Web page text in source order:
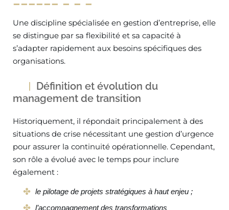
Une discipline spécialisée en gestion d’entreprise, elle
se distingue par sa flexibilité et sa capacité à
s’adapter rapidement aux besoins spécifiques des
organisations.
Définition et évolution du
management de transition
Historiquement, il répondait principalement à des
situations de crise nécessitant une gestion d’urgence
pour assurer la continuité opérationnelle. Cependant,
son rôle a évolué avec le temps pour inclure
également :
le pilotage de projets stratégiques à haut enjeu ;
l’accompagnement des transformations